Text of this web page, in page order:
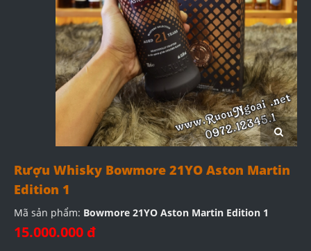
Rượu Whisky Bowmore 21YO Aston Martin
Edition 1
Mã sản phẩm: Bowmore 21YO Aston Martin Edition 1
15.000.000 đ